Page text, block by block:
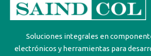
Soluciones integrales en
electrónicos y herramientas para